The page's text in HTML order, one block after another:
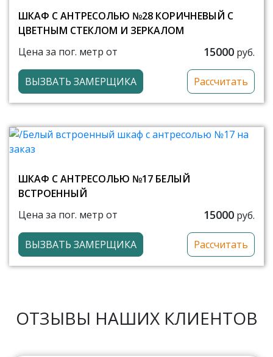
ШКАФ С АНТРЕСОЛЬЮ №28 КОРИЧНЕВЫЙ С
ЦВЕТНЫМ СТЕКЛОМ И ЗЕРКАЛОМ
Цена за пог. метр от
15000 руб.
ВЫЗВАТЬ ЗАМЕРЩИКА Рассчитать
ШКАФ С АНТРЕСОЛЬЮ №17 БЕЛЫЙ
ВСТРОЕННЫЙ
Цена за пог. метр от
15000 руб.
ВЫЗВАТЬ ЗАМЕРЩИКА Рассчитать
ОТЗЫВЫ НАШИХ КЛИЕНТОВ